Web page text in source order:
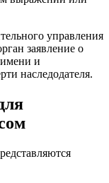
управления
заявление о
и
наследодателя.